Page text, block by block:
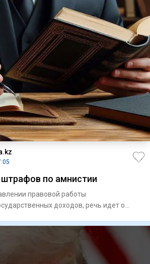
по амнистии
правовой работы
доходов, речь идет о